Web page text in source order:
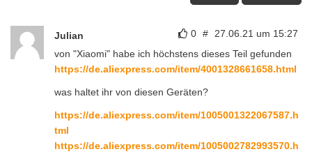
0 # 27.06.21 um 15:27
Julian
von "Xiaomi" habe ich höchstens dieses Teil gefunden
https://de.aliexpress.com/item/4001328661658.html
was haltet ihr von diesen Geräten?
https://de.aliexpress.com/item/1005001322067587.h
tml
https://de.aliexpress.com/item/1005002782993570.h